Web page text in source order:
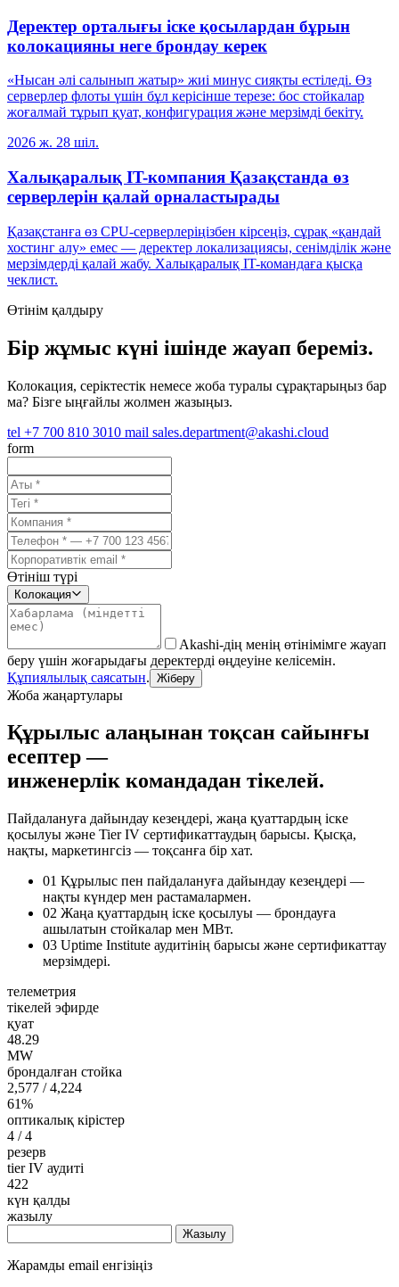
Деректер орталығы іске қосылардан бұрын
колокацияны неге брондау керек
«Нысан әлі салынып жатыр» жиі минус сияқты естіледі. Өз
серверлер флоты үшін бұл керісінше терезе: бос стойкалар
жоғалмай тұрып қуат, конфигурация және мерзімді бекіту.
2026 ж. 28 шіл.
Халықаралық IT-компания Қазақстанда өз
серверлерін қалай орналастырады
Қазақстанға өз CPU-серверлеріңізбен кірсеңіз, сұрақ «қандай
хостинг алу» емес — деректер локализациясы, сенімділік және
мерзімдерді қалай жабу. Халықаралық IT-командаға қысқа
чеклист.
Өтінім қалдыру
Бір жұмыс күні ішінде жауап береміз.
Колокация, серіктестік немесе жоба туралы сұрақтарыңыз бар
ма? Бізге ыңғайлы жолмен жазыңыз.
tel +7 700 810 3010 mail sales.department@akashi.cloud
form
Өтініш түрі
Колокация
Akashi-дің менің өтінімімге жауап
беру үшін жоғарыдағы деректерді өңдеуіне келісемін.
Құпиялылық саясатын. Жіберу
Жоба жаңартулары
Құрылыс алаңынан тоқсан сайынғы
есептер —
инженерлік командадан тікелей.
Пайдалануға дайындау кезеңдері, жаңа қуаттардың іске
қосылуы және Tier IV сертификаттаудың барысы. Қысқа,
нақты, маркетингсіз — тоқсанға бір хат.
01 Құрылыс пен пайдалануға дайындау кезеңдері —
нақты күндер мен растамалармен.
02 Жаңа қуаттардың іске қосылуы — брондауға
ашылатын стойкалар мен МВт.
03 Uptime Institute аудитінің барысы және сертификаттау
мерзімдері.
телеметрия
тікелей эфирде
қуат
48.29
MW
брондалған стойка
2,577 / 4,224
61%
оптикалық кірістер
4 / 4
резерв
tier IV аудиті
422
күн қалды
жазылу
Жазылу
Жарамды email енгізіңіз